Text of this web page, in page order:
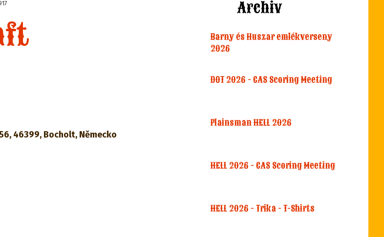
46399, Bocholt, Německo
Archiv
Barny és Huszar emlékverseny
2026
DOT 2026 - CAS Scoring Meeting
Plainsman HELL 2026
HELL 2026 - CAS Scoring Meeting
HELL 2026 - Trika - T-Shirts